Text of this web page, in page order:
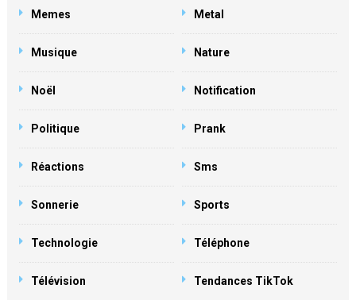
Memes Metal
Musique Nature
Noël Notification
Politique Prank
Réactions Sms
Sonnerie Sports
Technologie Téléphone
Télévision Tendances TikTok